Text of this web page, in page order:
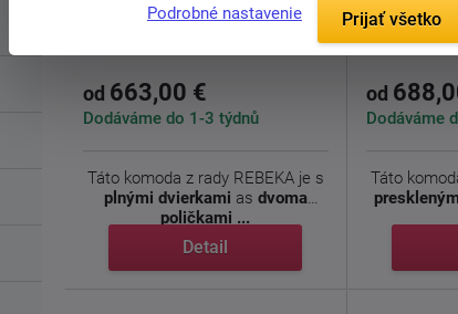
Komoda Rebeka E1 DL (P)
od 663,00 €
Dodáváme do 1-3 týdnů
Táto komoda z rady REBEKA je s
plnými dvierkami as dvoma
poličkami ...
Detail
Komoda
od
Dodáváme
Táto
Podrobné nastavenie Prijať všetko